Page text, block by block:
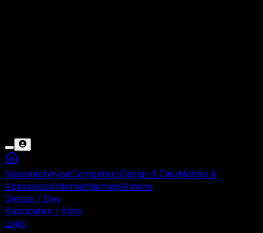
NewstechhypeComputers Design & Dev Mobile &
AppsspecsinternetgamingAI more
Design / Dev
Kabupaten / Kota
Logo